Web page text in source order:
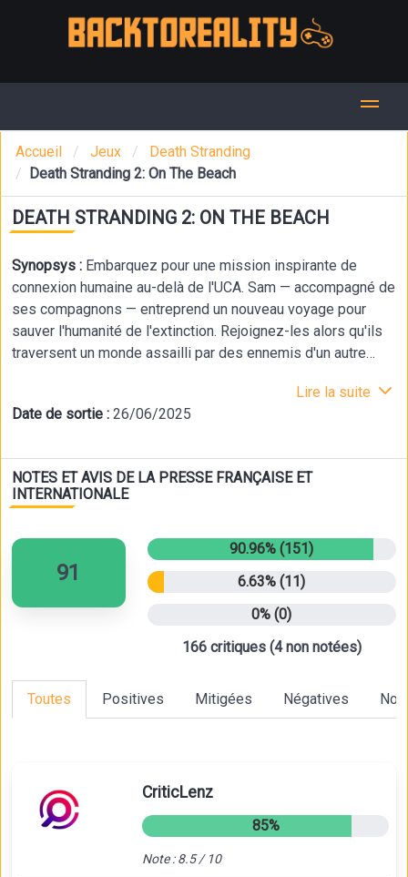
Accueil Jeux
Death Stranding
Death Stranding 2: On The Beach
DEATH STRANDING 2: ON THE BEACH
Synopsys : Embarquez pour une mission inspirante de
connexion humaine au-delà de l'UCA. Sam — accompagné de
ses compagnons — entreprend un nouveau voyage pour
sauver l'humanité de l'extinction. Rejoignez-les alors qu'ils
traversent un monde assailli par des ennemis d'un autre
Lire la suite
Date de sortie : 26/06/2025
NOTES ET AVIS DE LA PRESSE FRANÇAISE ET
INTERNATIONALE
91
90.96% (151)
6.63% (11)
0% (0)
166 critiques (4 non notées)
Toutes Positives Mitigées Négatives
CriticLenz
85%
Note : 8.5 / 10